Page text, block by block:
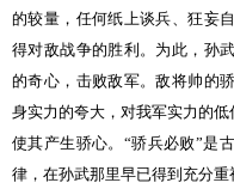
的较量，任何纸上谈兵、狂妄
得对敌战争的胜利。为此，孙
的奇心，击败敌军。敌将帅的
身实力的夸大，对我军实力的
使其产生骄心。“骄兵必败”是
律，在孙武那里早已得到充分重